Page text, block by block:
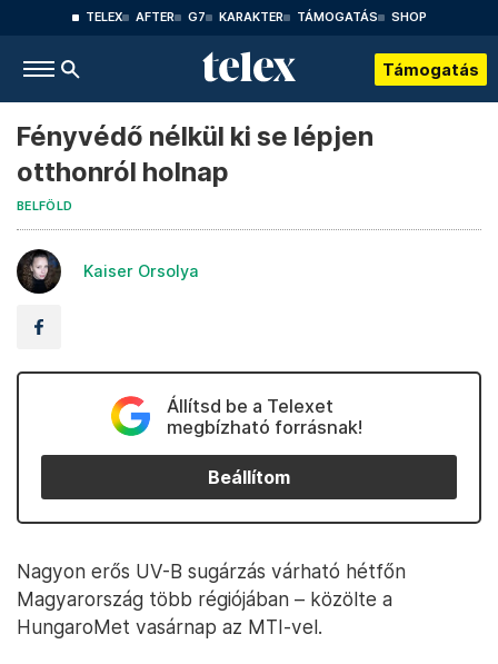
TELEX AFTER G7 KARAKTER TÁMOGATÁS SHOP
Támogatás
Fényvédő nélkül ki se lépjen
otthonról holnap
BELFÖLD
Kaiser Orsolya
Állítsd be a Telexet
megbízható forrásnak!
Beállítom
Nagyon erős UV-B sugárzás várható hétfőn
Magyarország több régiójában – közölte a
HungaroMet vasárnap az MTI-vel.